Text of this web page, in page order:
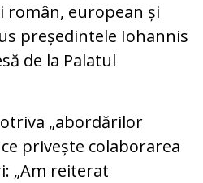
european și
președintele Iohannis
de la Palatul
„abordărilor
privește colaborarea
„Am reiterat